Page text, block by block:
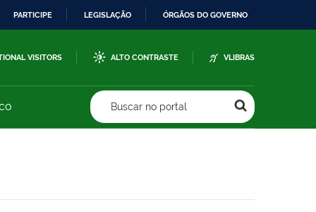
PARTICIPE LEGISLAÇÃO ÓRGÃOS DO GOVERNO
VISITORS ALTO CONTRASTE VLIBRAS
Buscar no portal